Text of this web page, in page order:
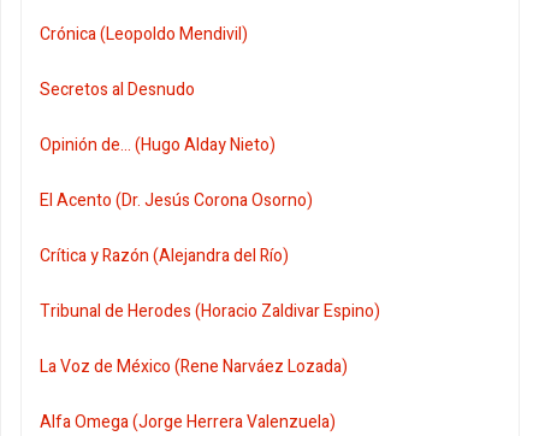
Crónica (Leopoldo Mendivil)
Secretos al Desnudo
Opinión de... (Hugo Alday Nieto)
El Acento (Dr. Jesús Corona Osorno)
Crítica y Razón (Alejandra del Río)
Tribunal de Herodes (Horacio Zaldivar Espino)
La Voz de México (Rene Narváez Lozada)
Alfa Omega (Jorge Herrera Valenzuela)